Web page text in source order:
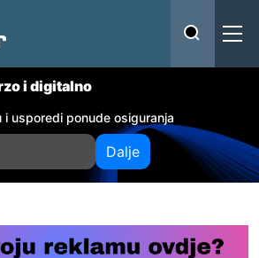
i digitalno
i usporedi ponude osiguranja
Dalje